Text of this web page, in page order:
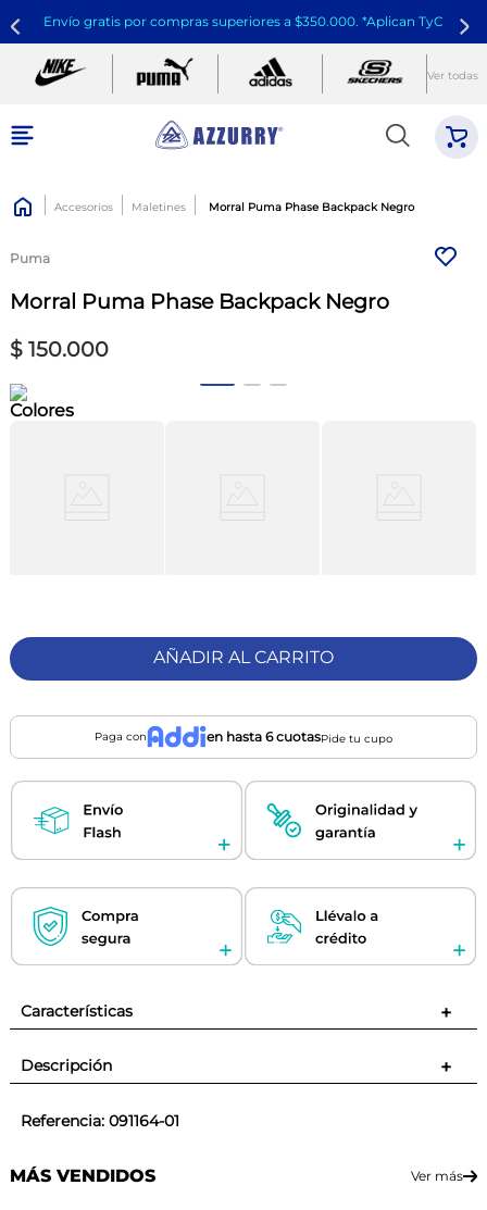
Envío gratis por compras superiores a $350.000. *Aplican TyC
Ver todas
Accesorios Maletines Morral Puma Phase Backpack Negro
Puma
Morral Puma Phase Backpack Negro
$ 150.000
Colores
AÑADIR AL CARRITO
Paga con en hasta 6 cuotasPide tu cupo
Características +
Descripción +
Referencia: 091164-01
MÁS VENDIDOS Ver más